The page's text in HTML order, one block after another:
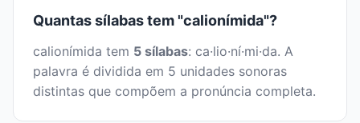
Quantas sílabas tem "calionímida"?
calionímida tem 5 sílabas: ca·lio·ní·mi·da. A
palavra é dividida em 5 unidades sonoras
distintas que compõem a pronúncia completa.